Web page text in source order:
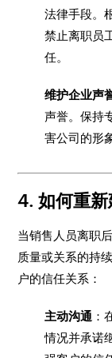
法律手段。
禁止离职员
任。
维护企业声
声誉。保持
害公司的形
4. 如何重新
当销售人员离职
质量或关系的持
户的信任关系：
主动沟通 ：
情况并承诺